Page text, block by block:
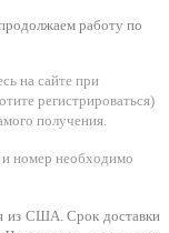
работу по
на сайте при
регистрироваться)
получения.
номер необходимо
из США. Срок доставки